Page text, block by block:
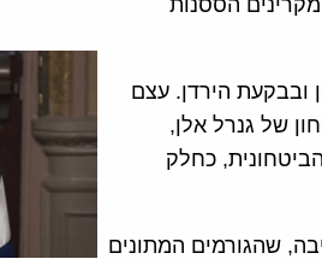
ובבקעת הירדן. עצם
את תכנית הביטחון של גנרל אלן,
כחלק
שהגורמים המתונים